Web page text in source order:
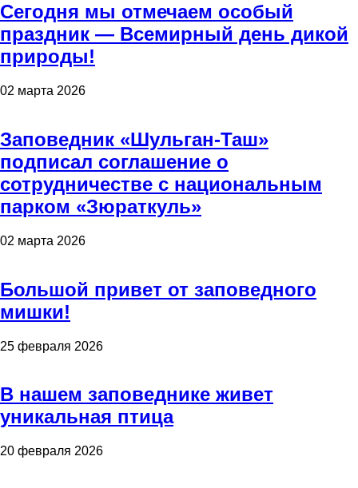
Сегодня мы отмечаем особый
праздник — Всемирный день дикой
природы!
02 марта 2026
Заповедник «Шульган-Таш»
подписал соглашение о
сотрудничестве с национальным
парком «Зюраткуль»
02 марта 2026
Большой привет от заповедного
мишки!
25 февраля 2026
В нашем заповеднике живет
уникальная птица
20 февраля 2026